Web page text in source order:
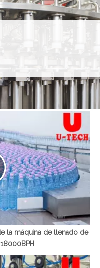
la máquina de llenado de